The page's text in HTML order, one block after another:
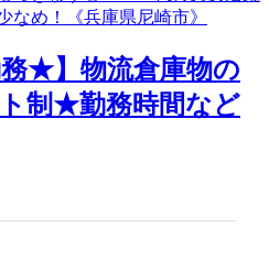
務★】物流倉庫物の
制★勤務時間など